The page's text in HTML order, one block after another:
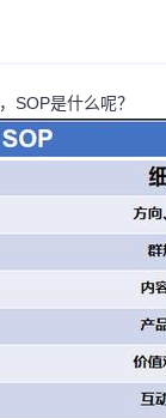
SOP是什么呢？